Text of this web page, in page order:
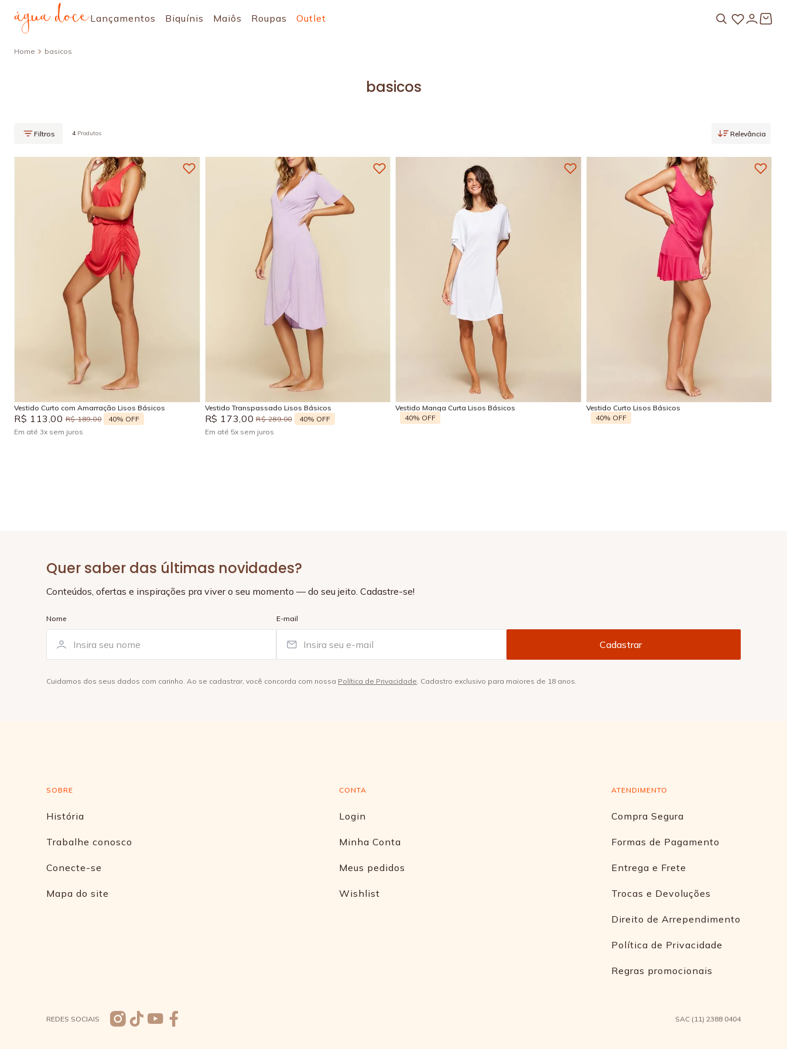
Lançamentos Biquínis Maiôs Roupas Outlet
basicos
basicos
4 Produtos Relevância
M G
Adicionar na sacola
Vestido Curto com Amarração Lisos Básicos
R$ 113,00 R$ 189,00 40% OFF
Em até 3x sem juros
M
Adicionar na sacola
Vestido Transpassado Lisos Básicos
R$ 173,00 R$ 289,00 40% OFF
Em até 5x sem juros
Adicionar na sacola
Vestido Manga Curta Lisos Básicos
40% OFF
M
Adicionar na sacola
Vestido Curto Lisos Básicos
40% OFF
Quer saber das últimas novidades?
Conteúdos, ofertas e inspirações pra viver o seu momento — do seu jeito. Cadastre-se!
Nome E-mail
Cuidamos dos seus dados com carinho. Ao se cadastrar, você concorda com nossa Política de Privacidade. Cadastro exclusivo para maiores de 18 anos.
SOBRE
História
Trabalhe conosco
Conecte-se
Mapa do site
CONTA
Login
Minha Conta
Meus pedidos
Wishlist
ATENDIMENTO
Compra Segura
Formas de Pagamento
Entrega e Frete
Trocas e Devoluções
Direito de Arrependimento
Política de Privacidade
Regras promocionais
REDES SOCIAIS SAC (11) 2388 0404